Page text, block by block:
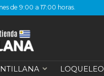
de 9:00 a 17:00 horas.
LOQUELEO